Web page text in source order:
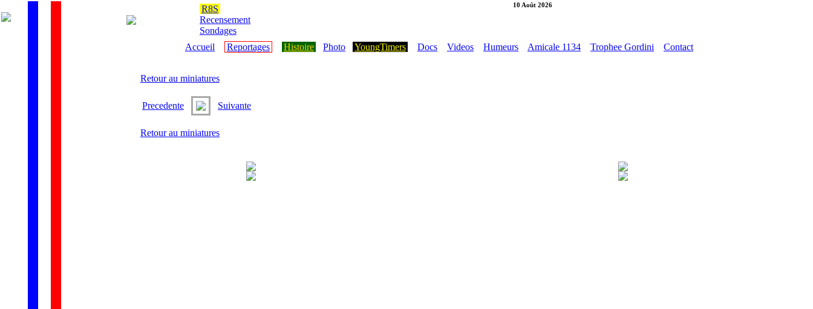
R8S
Recensement
Sondages
10 Août 2026
Accueil Reportages Histoire Photo YoungTimers Docs Videos Humeurs Amicale 1134 Trophee Gordini Contact
Retour au miniatures
Precedente Suivante
Retour au miniatures